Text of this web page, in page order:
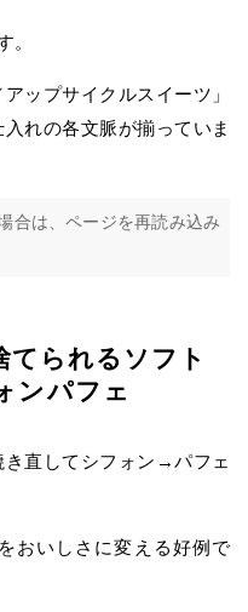
。
ップサイクルスイーツ」
れの各文脈が揃っていま
合は、ページを再読み込み
られるソフト
ンパフェ
直してシフォン→パフェ
おいしさに変える好例で